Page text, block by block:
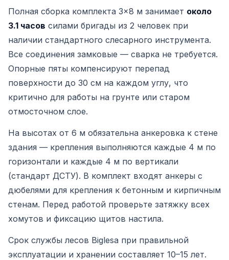
Полная сборка комплекта 3×8 м занимает около
3.1 часов силами бригады из 2 человек при
наличии стандартного слесарного инструмента.
Все соединения замковые — сварка не требуется.
Опорные пяты компенсируют перепад
поверхности до 30 см на каждом углу, что
критично для работы на грунте или старом
отмосточном слое.
На высотах от 6 м обязательна анкеровка к стене
здания — крепления выполняются каждые 4 м по
горизонтали и каждые 4 м по вертикали
(стандарт ДСТУ). В комплект входят анкеры с
дюбелями для крепления к бетонным и кирпичным
стенам. Перед работой проверьте затяжку всех
хомутов и фиксацию щитов настила.
Срок службы лесов Biglesa при правильной
эксплуатации и хранении составляет 10–15 лет.